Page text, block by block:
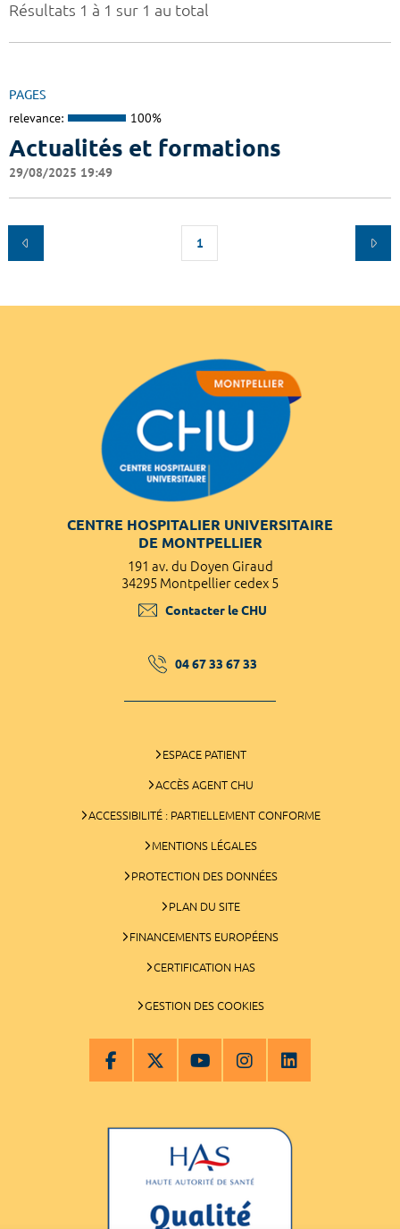
Résultats 1 à 1 sur 1 au total
PAGES
relevance: 100%
Actualités et formations
29/08/2025 19:49
1
CENTRE HOSPITALIER UNIVERSITAIRE
DE MONTPELLIER
191 av. du Doyen Giraud
34295 Montpellier cedex 5
Contacter le CHU
04 67 33 67 33
ESPACE PATIENT
ACCÈS AGENT CHU
ACCESSIBILITÉ : PARTIELLEMENT CONFORME
MENTIONS LÉGALES
PROTECTION DES DONNÉES
PLAN DU SITE
FINANCEMENTS EUROPÉENS
CERTIFICATION HAS
GESTION DES COOKIES